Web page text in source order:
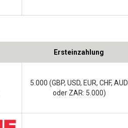
Ersteinzahlung
5.000 (GBP, USD, EUR, CHF, AUD
oder ZAR: 5.000)